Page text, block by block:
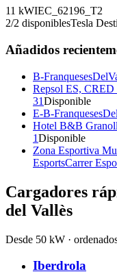
11 kWIEC_62196_T2
2/2 disponiblesTesla
Añadidos
B-
Repsol ES, CRED
31Disponible
E-B-
Hotel B&B
1Disponible
Zona Esportiva
EsportsCarrer
Cargadores
del Vallès
Desde 50 kW ·
Iberdrola